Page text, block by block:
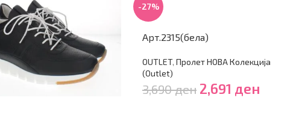
-27%
Арт.2315(бела)
OUTLET, Пролет НОВА Колекција
(Outlet)
3,690ден 2,691 ден